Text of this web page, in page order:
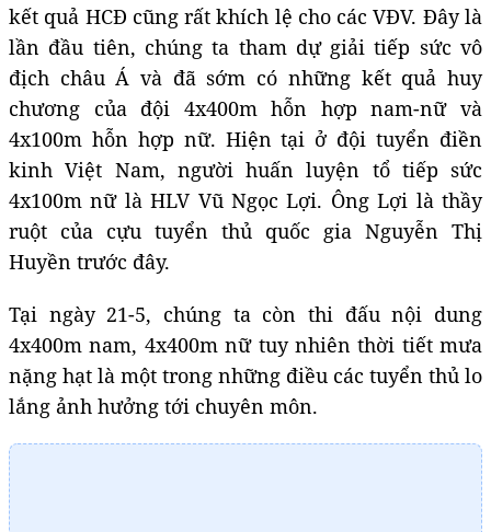
kết quả HCĐ cũng rất khích lệ cho các VĐV. Đây là
lần đầu tiên, chúng ta tham dự giải tiếp sức vô
địch châu Á và đã sớm có những kết quả huy
chương của đội 4x400m hỗn hợp nam-nữ và
4x100m hỗn hợp nữ. Hiện tại ở đội tuyển điền
kinh Việt Nam, người huấn luyện tổ tiếp sức
4x100m nữ là HLV Vũ Ngọc Lợi. Ông Lợi là thầy
ruột của cựu tuyển thủ quốc gia Nguyễn Thị
Huyền trước đây.
Tại ngày 21-5, chúng ta còn thi đấu nội dung
4x400m nam, 4x400m nữ tuy nhiên thời tiết mưa
nặng hạt là một trong những điều các tuyển thủ lo
lắng ảnh hưởng tới chuyên môn.